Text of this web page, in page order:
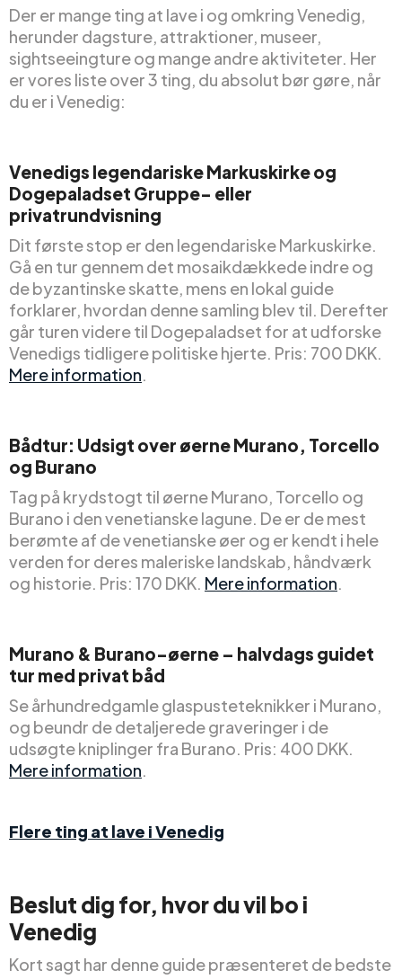
Der er mange ting at lave i og omkring Venedig,
herunder dagsture, attraktioner, museer,
sightseeingture og mange andre aktiviteter. Her
er vores liste over 3 ting, du absolut bør gøre, når
du er i Venedig:
Venedigs legendariske Markuskirke og
Dogepaladset Gruppe- eller
privatrundvisning
Dit første stop er den legendariske Markuskirke.
Gå en tur gennem det mosaikdækkede indre og
de byzantinske skatte, mens en lokal guide
forklarer, hvordan denne samling blev til. Derefter
går turen videre til Dogepaladset for at udforske
Venedigs tidligere politiske hjerte. Pris: 700 DKK.
Mere information.
Bådtur: Udsigt over øerne Murano, Torcello
og Burano
Tag på krydstogt til øerne Murano, Torcello og
Burano i den venetianske lagune. De er de mest
berømte af de venetianske øer og er kendt i hele
verden for deres maleriske landskab, håndværk
og historie. Pris: 170 DKK. Mere information.
Murano & Burano-øerne – halvdags guidet
tur med privat båd
Se århundredgamle glaspusteteknikker i Murano,
og beundr de detaljerede graveringer i de
udsøgte kniplinger fra Burano. Pris: 400 DKK.
Mere information.
Flere ting at lave i Venedig
Beslut dig for, hvor du vil bo i
Venedig
Kort sagt har denne guide præsenteret de bedste